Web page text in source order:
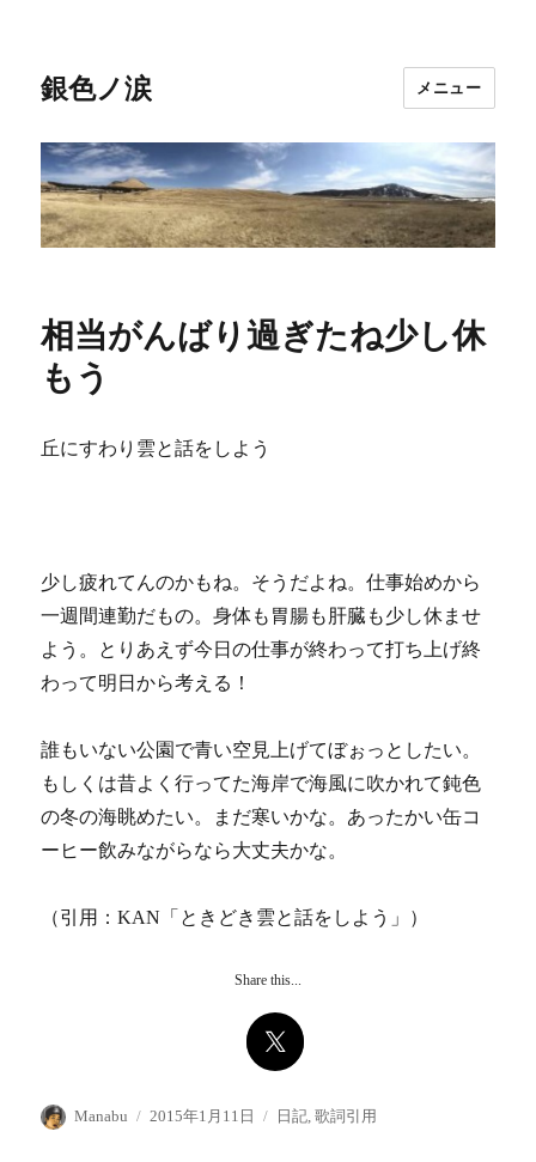
銀色ノ涙 メニュー
相当がんばり過ぎたね少し休
もう
丘にすわり雲と話をしよう
少し疲れてんのかもね。そうだよね。仕事始めから
一週間連勤だもの。身体も胃腸も肝臓も少し休ませ
よう。とりあえず今日の仕事が終わって打ち上げ終
わって明日から考える！
誰もいない公園で青い空見上げてぼぉっとしたい。
もしくは昔よく行ってた海岸で海風に吹かれて鈍色
の冬の海眺めたい。まだ寒いかな。あったかい缶コ
ーヒー飲みながらなら大丈夫かな。
（引用：KAN「ときどき雲と話をしよう」）
Share this...
投
Manabu
投
2015年1月11日
カ
日記,歌詞引用